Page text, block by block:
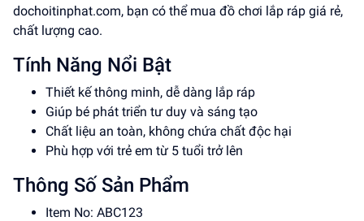
dochoitinphat.com, bạn có thể mua đồ chơi lắp ráp giá rẻ,
chất lượng cao.
Tính Năng Nổi Bật
Thiết kế thông minh, dễ dàng lắp ráp
Giúp bé phát triển tư duy và sáng tạo
Chất liệu an toàn, không chứa chất độc hại
Phù hợp với trẻ em từ 5 tuổi trở lên
Thông Số Sản Phẩm
Item No: ABC123